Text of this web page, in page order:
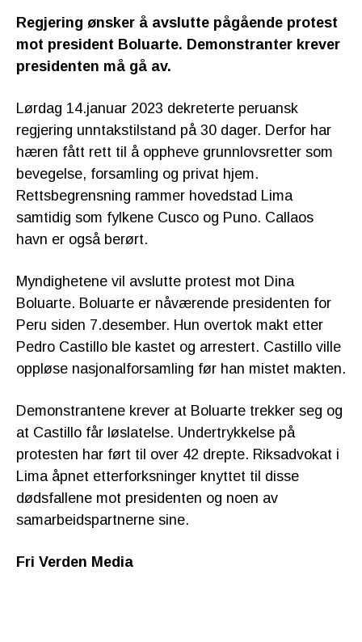
Regjering ønsker å avslutte pågående protest
mot president Boluarte. Demonstranter krever
presidenten må gå av.
Lørdag 14.januar 2023 dekreterte peruansk
regjering unntakstilstand på 30 dager. Derfor har
hæren fått rett til å oppheve grunnlovsretter som
bevegelse, forsamling og privat hjem.
Rettsbegrensning rammer hovedstad Lima
samtidig som fylkene Cusco og Puno. Callaos
havn er også berørt.
Myndighetene vil avslutte protest mot Dina
Boluarte. Boluarte er nåværende presidenten for
Peru siden 7.desember. Hun overtok makt etter
Pedro Castillo ble kastet og arrestert. Castillo ville
oppløse nasjonalforsamling før han mistet makten.
Demonstrantene krever at Boluarte trekker seg og
at Castillo får løslatelse. Undertrykkelse på
protesten har ført til over 42 drepte. Riksadvokat i
Lima åpnet etterforksninger knyttet til disse
dødsfallene mot presidenten og noen av
samarbeidspartnerne sine.
Fri Verden Media